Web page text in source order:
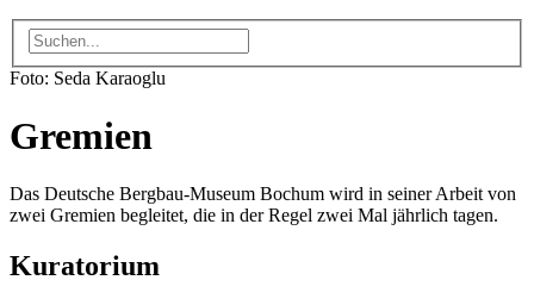
Foto: Seda Karaoglu
Gremien
Das Deutsche Bergbau-Museum Bochum wird in seiner Arbeit von
zwei Gremien begleitet, die in der Regel zwei Mal jährlich tagen.
Kuratorium